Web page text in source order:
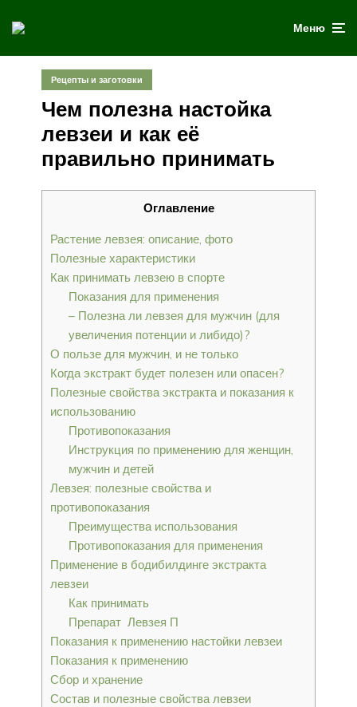
Меню
Рецепты и заготовки
Чем полезна настойка
левзеи и как её
правильно принимать
Оглавление
Растение левзея: описание, фото
Полезные характеристики
Как принимать левзею в спорте
Показания для применения
– Полезна ли левзея для мужчин (для
увеличения потенции и либидо)?
О пользе для мужчин, и не только
Когда экстракт будет полезен или опасен?
Полезные свойства экстракта и показания к
использованию
Противопоказания
Инструкция по применению для женщин,
мужчин и детей
Левзея: полезные свойства и
противопоказания
Преимущества использования
Противопоказания для применения
Применение в бодибилдинге экстракта
левзеи
Как принимать
Препарат Левзея П
Показания к применению настойки левзеи
Показания к применению
Сбор и хранение
Состав и полезные свойства левзеи